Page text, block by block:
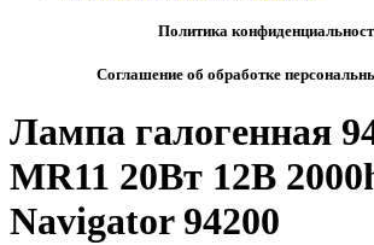
Политика
Соглашение об обработке
Лампа галогенная
MR11 20Вт 12В
Navigator 94200